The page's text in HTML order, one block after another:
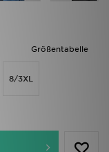
Größentabelle
8/3XL